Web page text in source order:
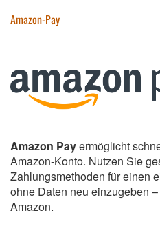
Amazon-Pay
Amazon Payermöglicht
Amazon-Konto. Nutzen Sie
Zahlungsmethoden für einen
ohne Daten neu einzugeben
Amazon.